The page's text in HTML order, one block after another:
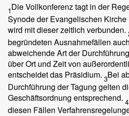
1Die Vollkonferenz tagt in der
Synode der Evangelischen
wird mit dieser zeitlich verbunden.
begründeten Ausnahmefällen
abweichende Art der
über Ort und Zeit von
entscheidet das Präsidium. 3Bei
Durchführung der Tagung gelten
Geschäftsordnung entsprechend. 4
diesen Fällen